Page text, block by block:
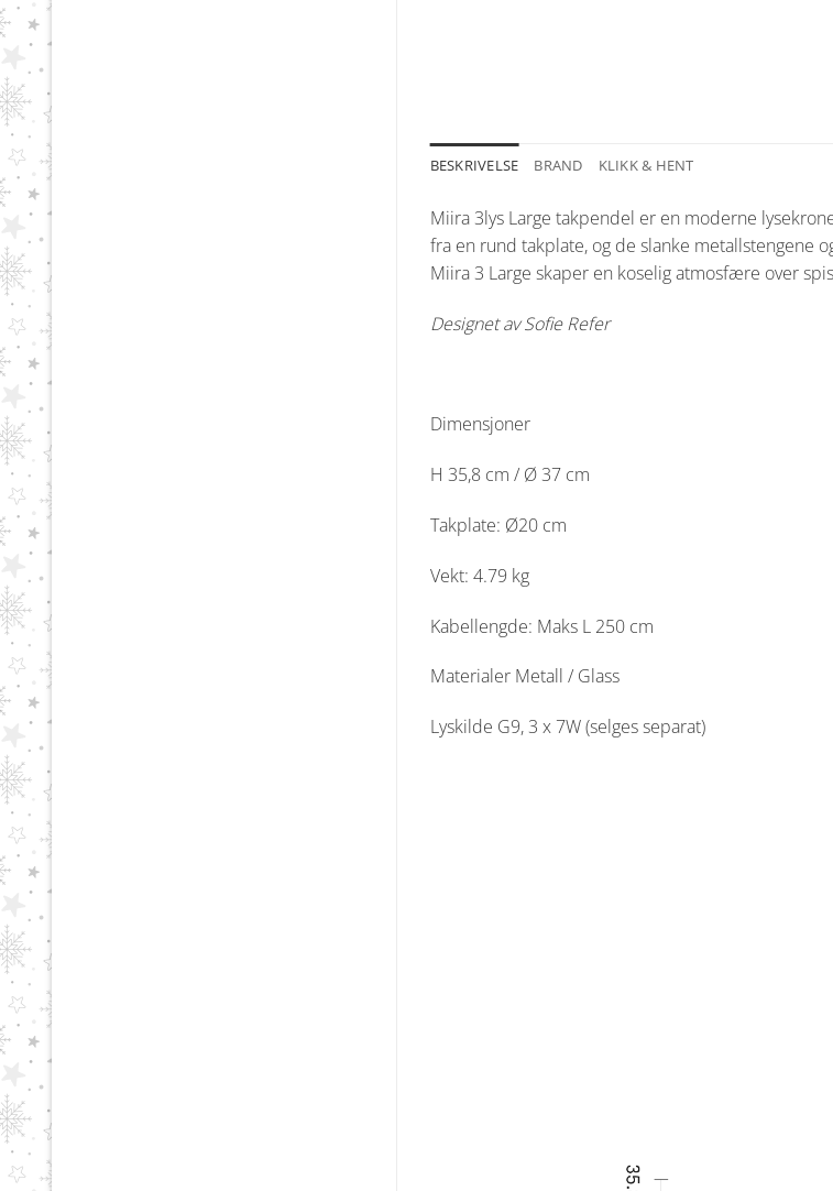
BESKRIVELSE BRAND KLIKK & HENT
Miira 3lys Large takpendel er en moderne
fra en rund takplate, og de slanke metallstengene
Miira 3 Large skaper en koselig atmosfære over
Designet av Sofie Refer
Dimensjoner
H 35,8 cm / Ø 37 cm
Takplate: Ø20 cm
Vekt: 4.79 kg
Kabellengde: Maks L 250 cm
Materialer Metall / Glass
Lyskilde G9, 3 x 7W (selges separat)